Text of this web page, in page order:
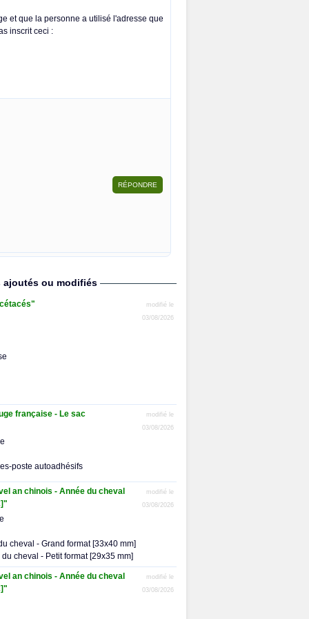
et que la personne a utilisé l'adresse que
inscrit ceci :
ajoutés ou modifiés
modifié le
03/08/2026
française - Le sac
modifié le
03/08/2026
poste autoadhésifs
an chinois - Année du cheval
modifié le
03/08/2026
cheval - Grand format [33x40 mm]
cheval - Petit format [29x35 mm]
an chinois - Année du cheval
modifié le
03/08/2026